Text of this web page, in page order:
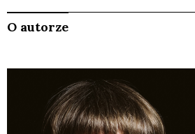
O autorze